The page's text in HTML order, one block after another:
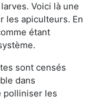
Voici là une
les apiculteurs. En
étant
sont censés
dans
polliniser les